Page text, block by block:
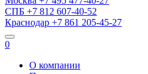
СПБ +7 812 607-40-52
Краснодар +7 861 205-45-27
0
О компании